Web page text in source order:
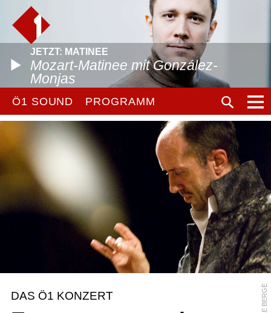
JETZT: MATINEE
Mozart-Matinee mit González-
Monjas
Ö1 SOUND PROGRAMM
DAS Ö1 KONZERT